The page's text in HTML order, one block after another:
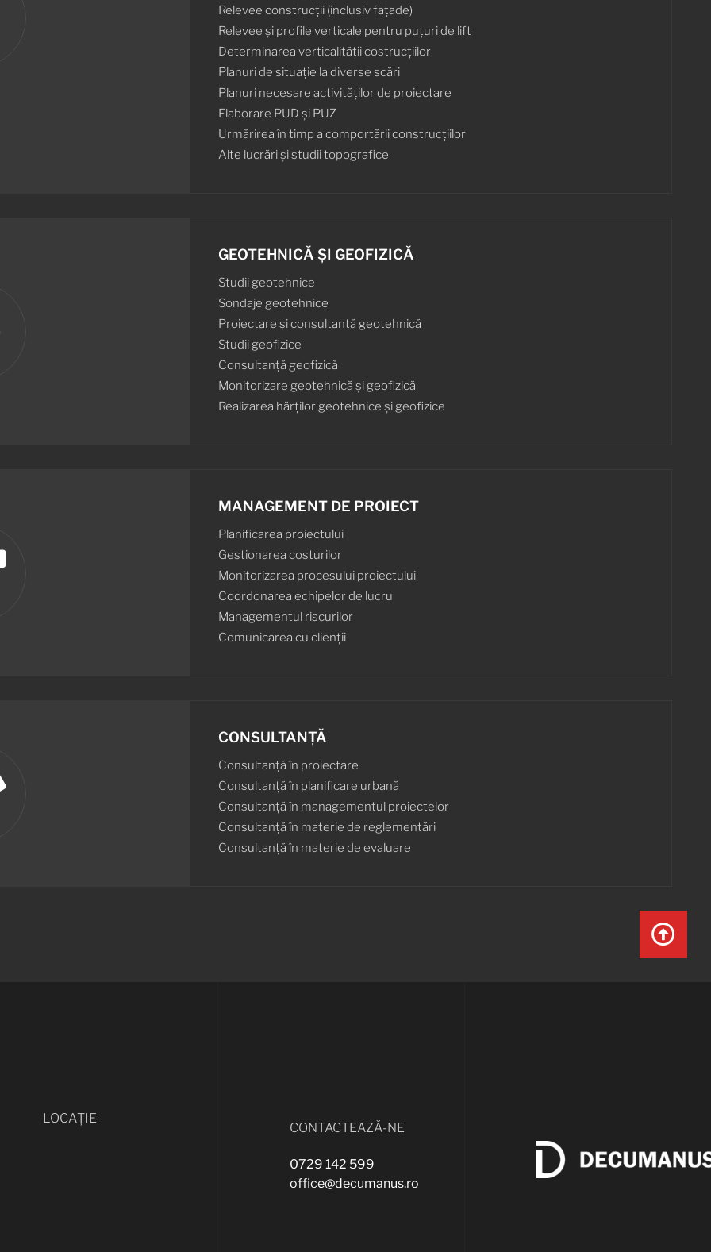
Relevee construcții (inclusiv fațade)
Relevee și profile verticale pentru puțuri de lift
Determinarea verticalității costrucțiilor
Planuri de situație la diverse scări
Planuri necesare activităților de proiectare
Elaborare PUD și PUZ
Urmărirea în timp a comportării construcțiilor
Alte lucrări și studii topografice
GEOTEHNICĂ ȘI GEOFIZICĂ
Studii geotehnice
Sondaje geotehnice
Proiectare și consultanță geotehnică
Studii geofizice
Consultanță geofizică
Monitorizare geotehnică și geofizică
Realizarea hărților geotehnice și geofizice
MANAGEMENT DE PROIECT
Planificarea proiectului
Gestionarea costurilor
Monitorizarea procesului proiectului
Coordonarea echipelor de lucru
Managementul riscurilor
Comunicarea cu clienții
CONSULTANȚĂ
Consultanță în proiectare
Consultanță în planificare urbană
Consultanță în managementul proiectelor
Consultanță în materie de reglementări
Consultanță în materie de evaluare
LOCAȚIE
CONTACTEAZĂ-NE
0729 142 599
office@decumanus.ro